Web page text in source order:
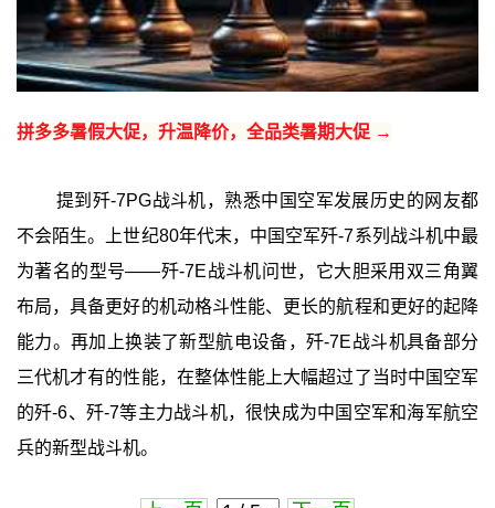
拼多多暑假大促，升温降价，全品类暑期大促 →
提到歼-7PG战斗机，熟悉中国空军发展历史的网友都
不会陌生。上世纪80年代末，中国空军歼-7系列战斗机中最
为著名的型号——歼-7E战斗机问世，它大胆采用双三角翼
布局，具备更好的机动格斗性能、更长的航程和更好的起降
能力。再加上换装了新型航电设备，歼-7E战斗机具备部分
三代机才有的性能，在整体性能上大幅超过了当时中国空军
的歼-6、歼-7等主力战斗机，很快成为中国空军和海军航空
兵的新型战斗机。